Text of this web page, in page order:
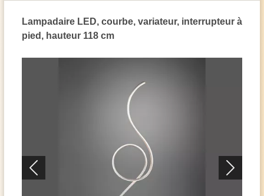
Lampadaire LED, courbe, variateur, interrupteur à
pied, hauteur 118 cm